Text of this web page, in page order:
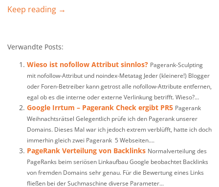
Keep reading →
Verwandte Posts:
Wieso ist nofollow Attribut sinnlos? Pagerank-Sculpting
mit nofollow-Attribut und noindex-Metatag Jeder (kleinere!) Blogger
oder Foren-Betreiber kann getrost alle nofollow-Attribute entfernen,
egal ob es die interne oder externe Verlinkung betrifft. Wieso?...
Google Irrtum – Pagerank Check ergibt PR5 Pagerank
Weihnachtsrätsel Gelegentlich prüfe ich den Pagerank unserer
Domains. Dieses Mal war ich jedoch extrem verblüfft, hatte ich doch
immerhin gleich zwei Pagerank 5 Webseiten....
PageRank Verteilung von Backlinks Normalverteilung des
PageRanks beim seriösen Linkaufbau Google beobachtet Backlinks
von fremden Domains sehr genau. Für die Bewertung eines Links
fließen bei der Suchmaschine diverse Parameter...